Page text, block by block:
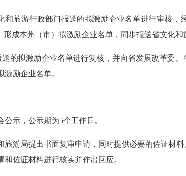
和旅游行政部门报送的拟激励企业名单进行审核，
成本州（市）拟激励企业名单，同步报送省文化和
的拟激励企业名单进行复核，并向省发展改革委
励企业名单。
示，公示期为5个工作日。
游局提出书面复审申请，同时提供必要的佐证材
佐证材料进行核实并作出回应。